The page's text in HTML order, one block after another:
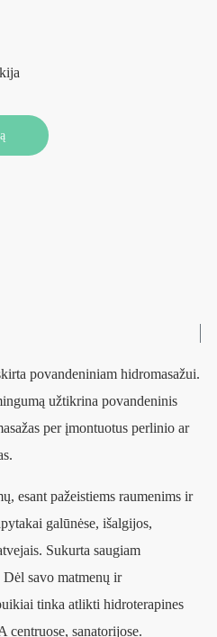
povandeniniam hidromasažui.
užtikrina povandeninis
per įmontuotus perlinio ar
esant pažeistiems raumenims ir
galūnėse, išalgijos,
Sukurta saugiam
savo matmenų ir
tinka atlikti hidroterapines
centruose, sanatorijose.